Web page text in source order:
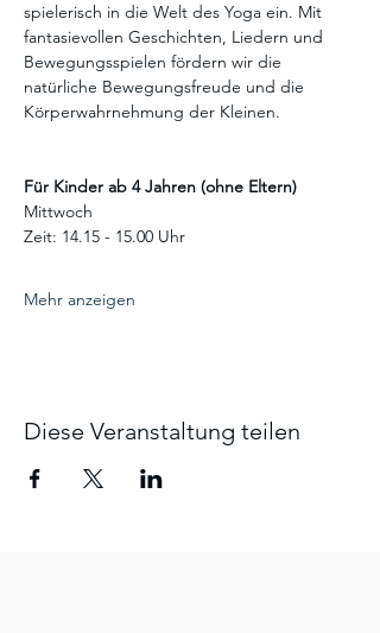
spielerisch in die Welt des Yoga ein. Mit
fantasievollen Geschichten, Liedern und
Bewegungsspielen fördern wir die
natürliche Bewegungsfreude und die
Körperwahrnehmung der Kleinen.
Für Kinder ab 4 Jahren (ohne Eltern)
Mittwoch
Zeit: 14.15 - 15.00 Uhr
Mehr anzeigen
Diese Veranstaltung teilen